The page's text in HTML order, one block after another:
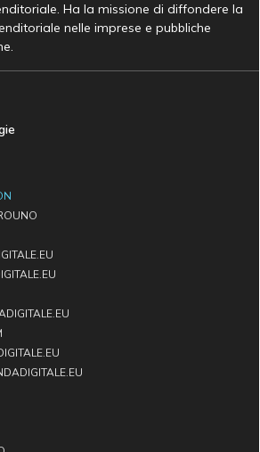
Ha la missione di diffondere la
nelle imprese e pubbliche